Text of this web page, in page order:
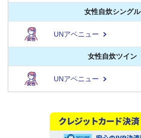
女性自炊シングル
UNアベニュー
女性自炊ツイン
UNアベニュー